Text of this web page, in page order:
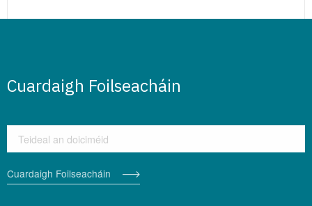
Cuardaigh Foilseacháin
Cuardaigh Foilseacháin
Cuardaigh Foilseacháin